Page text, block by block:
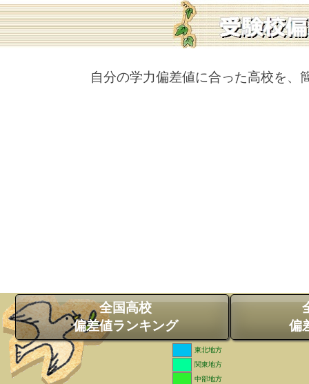
自分の学力偏差値に合った高校を、
全国高校
偏差値ランキング
偏
東北地方
関東地方
中部地方